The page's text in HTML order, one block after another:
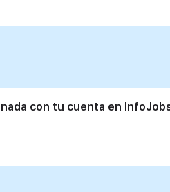
con tu cuenta en